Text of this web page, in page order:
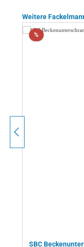
Produktgalerie
Weitere
%Rabatt
SBC